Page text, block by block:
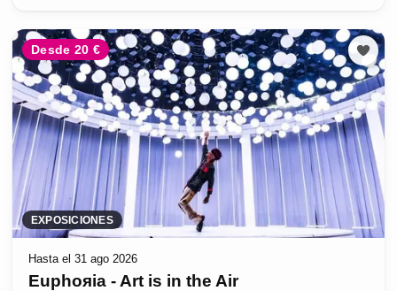
Desde 20 €
EXPOSICIONES
Hasta el 31 ago 2026
Euphoяia - Art is in the Air